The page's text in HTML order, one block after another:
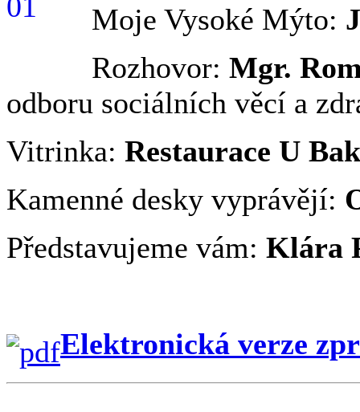
Moje Vysoké Mýto:
Rozhovor: Mgr.
odboru sociálních věcí a
Vitrinka: Restaurace U
Kamenné desky vyprávějí:
Představujeme vám: Klára
Elektronická verze